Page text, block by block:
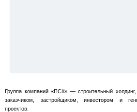
Группа компаний «ПСК» — строительный
заказчиком, застройщиком, инвестором и
проектов.